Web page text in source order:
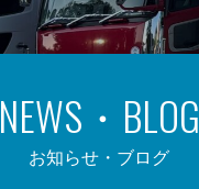
NEWS・BLOG
お知らせ・ブログ